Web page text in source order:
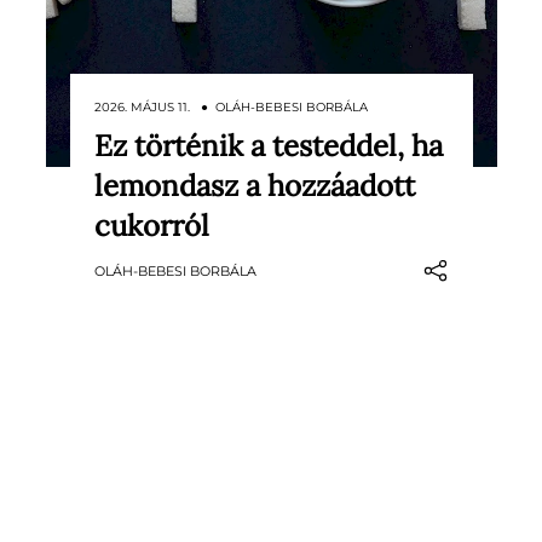
A hozzáadott cukor az elmúlt
évtizedekben szinte észrevétlenül
vált a mindennapi étrend egyik
készételekben, szószokban, de még
2026. MÁJUS 11. ● OLÁH-BEBESI BORBÁLA
Ez történik a testeddel, ha
lemondasz a hozzáadott
cukorról
OLÁH-BEBESI BORBÁLA